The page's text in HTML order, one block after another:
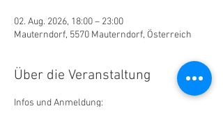
02. Aug. 2026, 18:00 – 23:00
Mauterndorf, 5570 Mauterndorf, Österreich
Über die Veranstaltung
Infos und Anmeldung: